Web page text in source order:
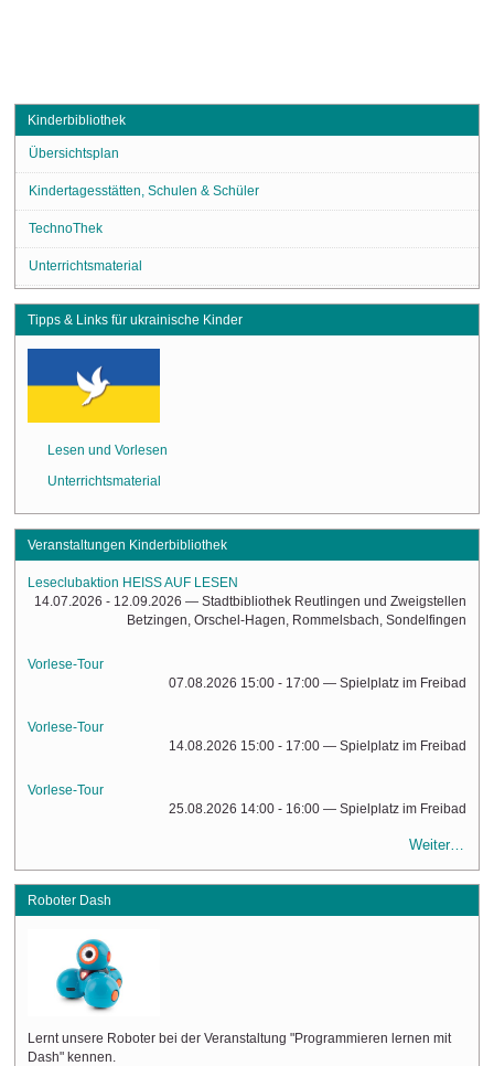
Kinderbibliothek
Übersichtsplan
Kindertagesstätten, Schulen & Schüler
TechnoThek
Unterrichtsmaterial
Tipps & Links für ukrainische Kinder
Lesen und Vorlesen
Unterrichtsmaterial
Veranstaltungen Kinderbibliothek
Leseclubaktion HEISS AUF LESEN
14.07.2026 - 12.09.2026 — Stadtbibliothek Reutlingen und Zweigstellen
Betzingen, Orschel-Hagen, Rommelsbach, Sondelfingen
Vorlese-Tour
07.08.2026 15:00 - 17:00 — Spielplatz im Freibad
Vorlese-Tour
14.08.2026 15:00 - 17:00 — Spielplatz im Freibad
Vorlese-Tour
25.08.2026 14:00 - 16:00 — Spielplatz im Freibad
Weiter…
Roboter Dash
Lernt unsere Roboter bei der Veranstaltung "Programmieren lernen mit
Dash" kennen.